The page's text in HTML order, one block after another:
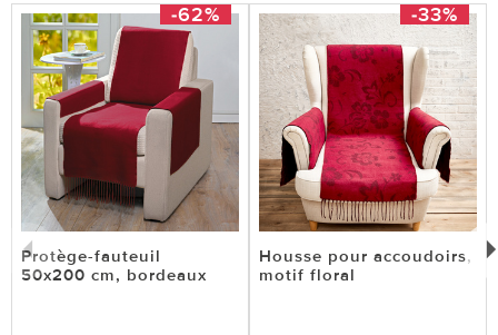
-62%
Protège-fauteuil
50x200 cm, bordeaux
-33%
Housse pour accoudoirs,
motif floral